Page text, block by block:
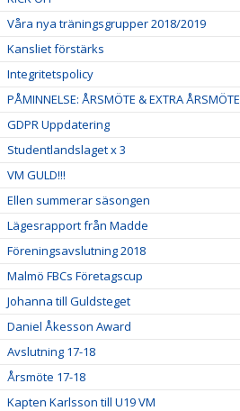
Våra nya träningsgrupper 2018/2019
Kansliet förstärks
Integritetspolicy
PÅMINNELSE: ÅRSMÖTE & EXTRA ÅRSMÖTE
GDPR Uppdatering
Studentlandslaget x 3
VM GULD!!!
Ellen summerar säsongen
Lägesrapport från Madde
Föreningsavslutning 2018
Malmö FBCs Företagscup
Johanna till Guldsteget
Daniel Åkesson Award
Avslutning 17-18
Årsmöte 17-18
Kapten Karlsson till U19 VM